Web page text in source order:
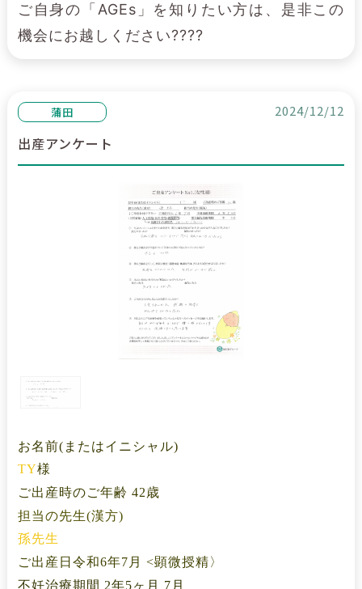
ご自身の「AGEs」を知りたい方は、是非この
機会にお越しください????
蒲田 2024/12/12
出産アンケート
お名前(またはイニシャル)
TY様
ご出産時のご年齢 42歳
担当の先生(漢方)
孫先生
ご出産日令和6年7月 <顕微授精〉
不妊治療期間 2年5ヶ月 7月